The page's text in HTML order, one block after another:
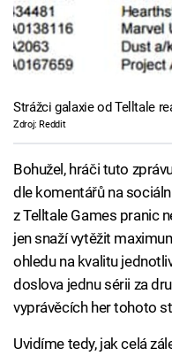
Strážci galaxie od Telltale
Zdroj: Reddit
Bohužel, hráči tuto
dle komentářů na
z Telltale Games pranic
jen snaží vytěžit
ohledu na kvalitu
doslova jednu sérii za
vyprávěcích her tohoto
Uvidíme tedy, jak celá